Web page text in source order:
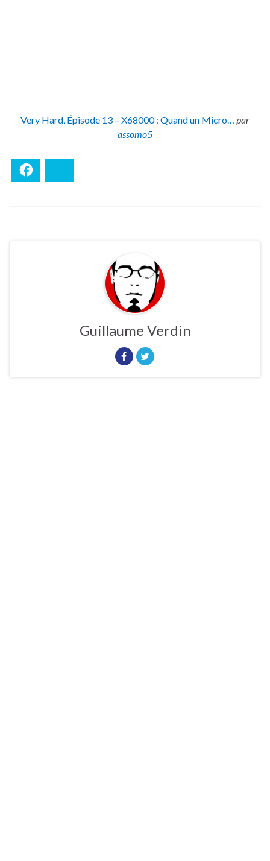
Very Hard, Épisode 13 – X68000 : Quand un Micro… par
assomo5
Guillaume Verdin